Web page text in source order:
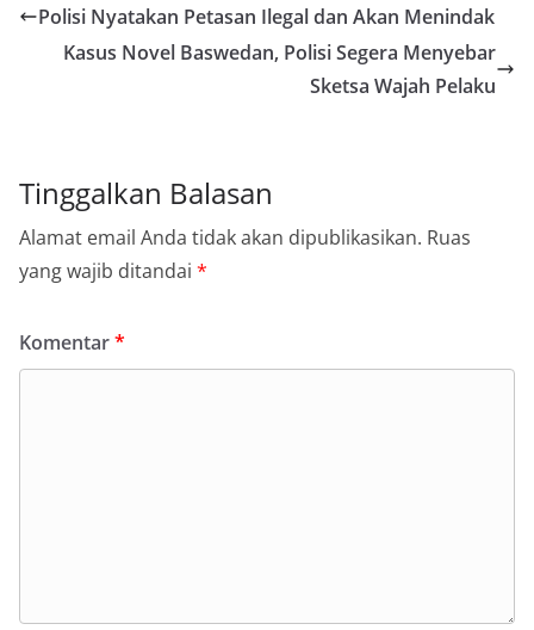
Polisi Nyatakan Petasan Ilegal dan Akan Menindak
Kasus Novel Baswedan, Polisi Segera Menyebar
Sketsa Wajah Pelaku
Tinggalkan Balasan
Alamat email Anda tidak akan dipublikasikan. Ruas
yang wajib ditandai *
Komentar*